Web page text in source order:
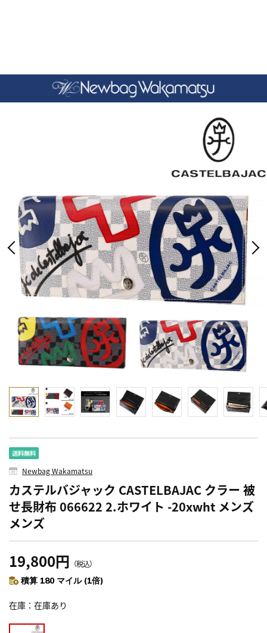
Newbag Wakamatsu
カステルバジャック CASTELBAJAC クラー 被
せ長財布 066622 2.ホワイト -20xwht メンズ
メンズ
19,800円 （税込）
積算 180 マイル (1倍)
在庫 在庫あり